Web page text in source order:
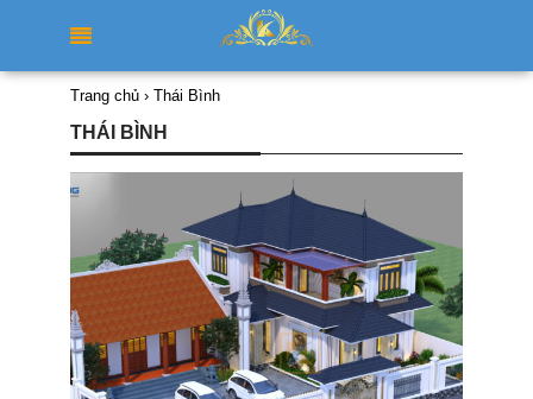
Trang chủ › Thái Bình
THÁI BÌNH